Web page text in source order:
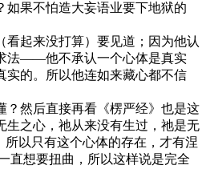
如果不怕造大妄语业要下地狱的
起来没打算）要见道；因为他认
法——他不承认一个心体是真实
的。所以他连如来藏心都不信
然后直接再看《楞严经》也是这
生之心，祂从来没有生过，祂是无
以只有这个心体的存在，才有涅
直想要扭曲，所以这样说是完全